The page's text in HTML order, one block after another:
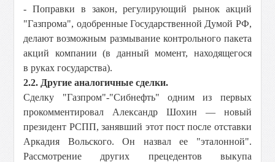
- Поправки в закон, регулирующий рынок акций
"Газпрома", одобренные Государственной Думой РФ,
делают возможным размывание контрольного пакета
акций компании (в данный момент, находящегося
в руках государства).
2.2. Другие аналогичные сделки.
Сделку "Газпром"-"Сибнефть" одним из первых
прокомментировал Александр Шохин — новый
президент РСПП, занявший этот пост после отставки
Аркадия Вольского. Он назвал ее "эталонной".
Рассмотрение других прецедентов выкупа